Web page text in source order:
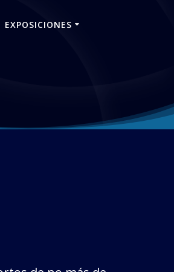
EXPOSICIONES